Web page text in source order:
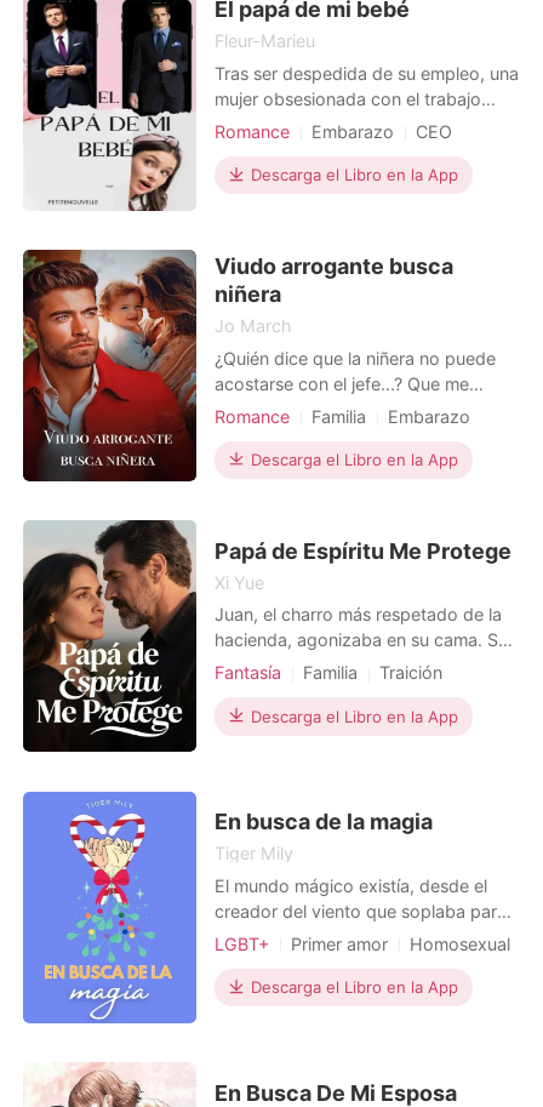
El papá de mi bebé
Fleur-Marieu
Tras ser despedida de su empleo, una
mujer obsesionada con el trabajo
decide seguir el consejo de su mejor
fuera de control que la ayuden a salir
de la depresión. Lo que no sabia es
meses después desc
Romance Embarazo
CEO
Madre soltera
Dulce
Dramático
Arrogante/Dominante
Descarga el Libro en la App
Viudo arrogante busca
niñera
Jo March
¿Quién dice que la niñera no puede
acostarse con el jefe...? Que me
despidieran de mi trabajo de
que esperaba. No tengo más remedio
que aceptar un trabajo de niñera para
respuesta. Ahora que soy la
Romance Familia
Embarazo
Arrogante/Dominante
Descarga el Libro en la App
Papá de Espíritu Me Protege
Xi Yue
Juan, el charro más respetado de la
hacienda, agonizaba en su cama. Su
propia esposa, Doña Elena, veía con
una sangre destinada a salvar a Don
Ricardo, el capataz, por quien,
corriendo, sus
Fantasía Familia
Traición
Venganza
Bebé Dramático
Descarga el Libro en la App
En busca de la magia
Tiger Mily
El mundo mágico existía, desde el
creador del viento que soplaba para
mover las hojas a capricho propio
eran creadas por poderosos espíritus
naturales. Estos seres vivían
otorgado, cada aspecto de l
LGBT+ Primer amor
Homosexual
De amigos a amados
Chico travieso
Dulce Magical
Descarga el Libro en la App
En Busca De Mi Esposa